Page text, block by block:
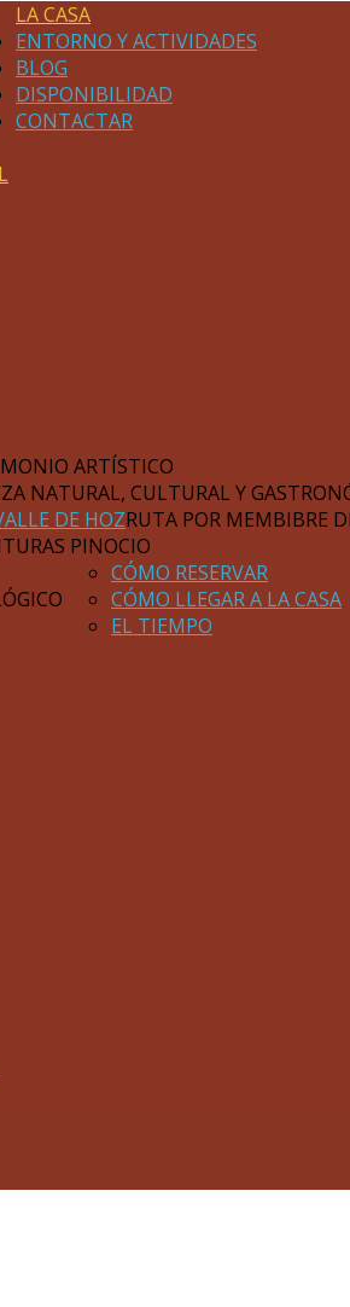
LA CASA
ENTORNO Y ACTIVIDADES
ARTÍSTICO
NATURAL, CULTURAL Y
DE HOZRUTA POR MEMBIBRE
PINOCIO
BLOG
DISPONIBILIDAD
CÓMO RESERVAR
CÓMO LLEGAR A LA CASA
EL TIEMPO
CONTACTAR